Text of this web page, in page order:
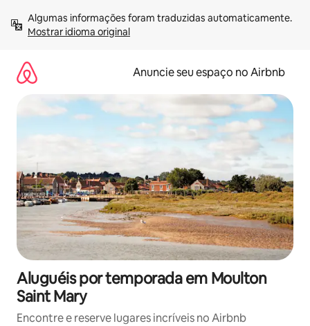
para
Mostrar idioma original
Anuncie seu espaço no Airbnb
Aluguéis por temporada em Moulton
Saint Mary
Encontre e reserve lugares incríveis no Airbnb